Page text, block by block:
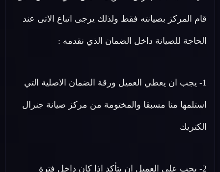
قام المركز بصيانته فقط ولذلك يرجى اتباع الاتى عند
الحاجة للصيانة داخل الضمان الذي نقدمه :
1- يجب ان يعطي العميل ورقة الضمان الاصلية التي
استلمها منا مسبقا والمختومة من مركز صيانة جنرال
الكتريك
2- يجب علي العميل ان يتأكد اذا كان داخل فترة